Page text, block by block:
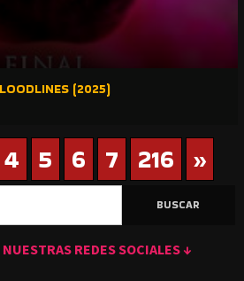
(2025)
4 5 6 7 216 »
REDES SOCIALES ↓